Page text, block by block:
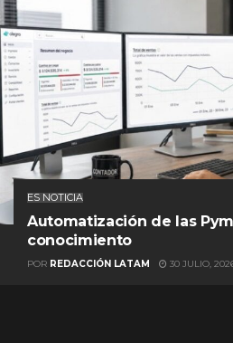
ES NOTICIA
Automatización de las
conocimiento
POR REDACCIÓN LATAM 30 JULIO,